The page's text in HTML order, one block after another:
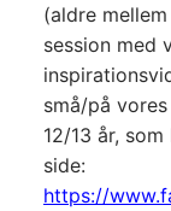
(aldre
session med
små/på
12/13 år,
side:
https://